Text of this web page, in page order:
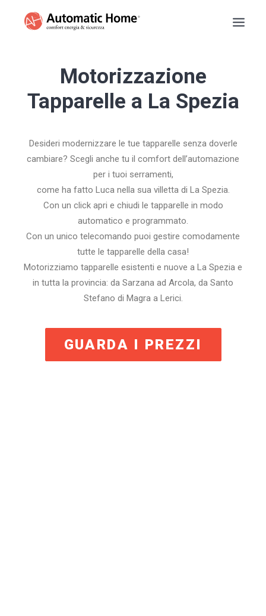
BASCULANTI
TENDE DA SOLE
SARACINESCHE
RECENSIONI
NUMERO VERDE
Motorizzazione
Tapparelle a La Spezia
Desideri modernizzare le tue tapparelle senza doverle
cambiare? Scegli anche tu il comfort dell’automazione
per i tuoi serramenti,
come ha fatto Luca nella sua villetta di La Spezia.
Con un click apri e chiudi le tapparelle in modo
automatico e programmato.
Con un unico telecomando puoi gestire comodamente
tutte le tapparelle della casa!
Motorizziamo tapparelle esistenti e nuove a La Spezia e
in tutta la provincia: da Sarzana ad Arcola, da Santo
Stefano di Magra a Lerici.
GUARDA I PREZZI